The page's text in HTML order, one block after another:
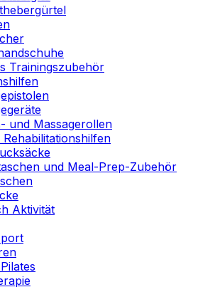
Trainingszubehör
und Massagerollen
Rehabilitationshilfen
und Meal-Prep-Zubehör
Aktivität